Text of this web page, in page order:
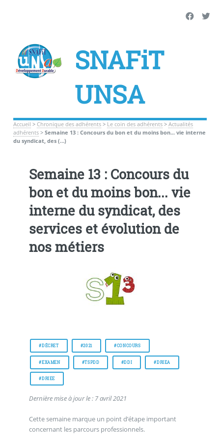
SNAFiT
UNSA
Accueil > Chronique des adhérents> Le coin des adhérents> Actualités
adhérents> Semaine 13 : Concours du bon et du moins bon... vie interne
du syndicat, des (…)
Semaine 13 : Concours du
bon et du moins bon... vie
interne du syndicat, des
services et évolution de
nos métiers
#DÉCRET #2021 #CONCOURS
#EXAMEN #TSPDD #DDI #DRIEA
#DRIEE
Dernière mise à jour le : 7 avril 2021
Cette semaine marque un point d’étape important
concernant les parcours professionnels.